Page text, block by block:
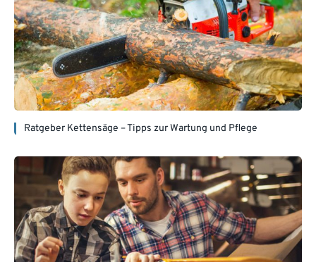
Ratgeber Kettensäge – Tipps zur Wartung und Pflege